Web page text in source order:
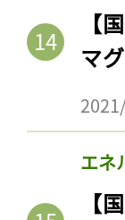
【
マ
エネ
【